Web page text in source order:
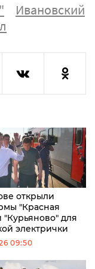
Ивановский
открыли
"Красная
"Курьяново" для
электрички
09:50